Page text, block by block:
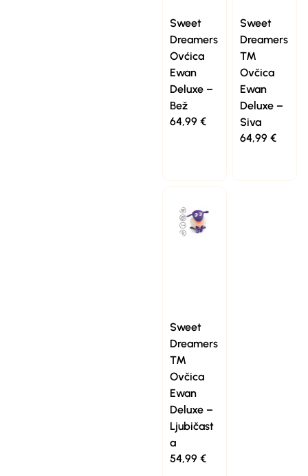
Sweet
Dreamers
Ovćica
Ewan
Deluxe –
Bež
64,99 €
Sweet
Dreamers
™
Ovčica
Ewan
Deluxe –
Siva
64,99 €
Sweet
Dreamers
™
Ovčica
Ewan
Deluxe –
Ljubičast
a
54,99 €